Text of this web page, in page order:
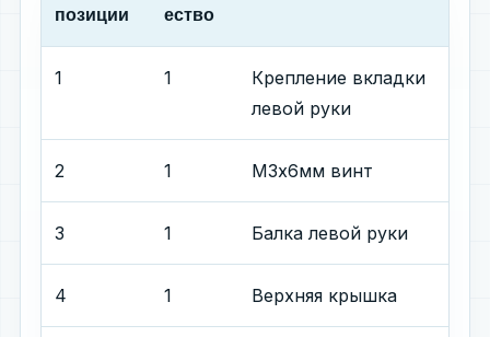
позиции
ество
1 1
Крепление вкладки
левой руки
2 1 М3х6мм винт
3 1 Балка левой руки
4 1 Верхняя крышка